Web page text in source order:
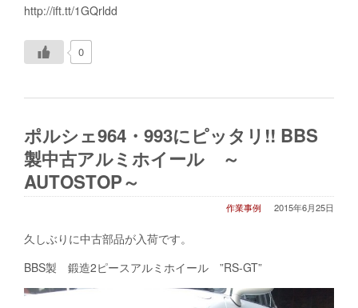
http://ift.tt/1GQrldd
0
ポルシェ964・993にピッタリ!! BBS
製中古アルミホイール ～
AUTOSTOP～
2015年6月25日
作業事例
久しぶりに中古部品が入荷です。
BBS製 鍛造2ピースアルミホイール ”RS-GT”